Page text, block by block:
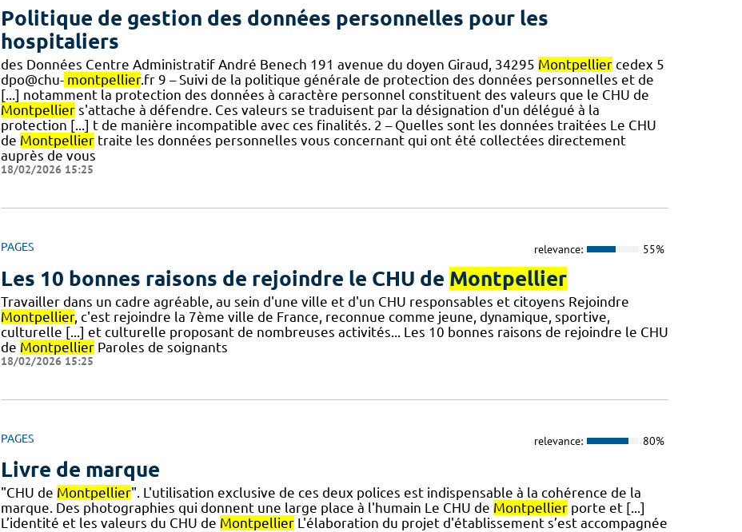
Politique de gestion des données personnelles pour les
hospitaliers
des Données Centre Administratif André Benech 191 avenue du doyen Giraud, 34295 Montpelliercedex 5
dpo@chu- montpellier.fr 9 – Suivi de la politique générale de protection des données personnelles et de
[...] notamment la protection des données à caractère personnel constituent des valeurs que le CHU de
Montpelliers'attache à défendre. Ces valeurs se traduisent par la désignation d'un délégué à la
protection [...] t de manière incompatible avec ces finalités. 2 – Quelles sont les données traitées Le CHU
de Montpelliertraite les données personnelles vous concernant qui ont été collectées directement
auprès de vous
18/02/2026 15:25
PAGES relevance: 55%
Les 10 bonnes raisons de rejoindre le CHU de Montpellier
Travailler dans un cadre agréable, au sein d'une ville et d'un CHU responsables et citoyens Rejoindre
Montpellier, c'est rejoindre la 7ème ville de France, reconnue comme jeune, dynamique, sportive,
culturelle [...] et culturelle proposant de nombreuses activités... Les 10 bonnes raisons de rejoindre le CHU
de MontpellierParoles de soignants
18/02/2026 15:25
PAGES relevance: 80%
Livre de marque
"CHU de Montpellier". L'utilisation exclusive de ces deux polices est indispensable à la cohérence de la
marque. Des photographies qui donnent une large place à l'humain Le CHU de Montpellierporte et [...]
L’identité et les valeurs du CHU de MontpellierL'élaboration du projet d'établissement s’est accompagnée